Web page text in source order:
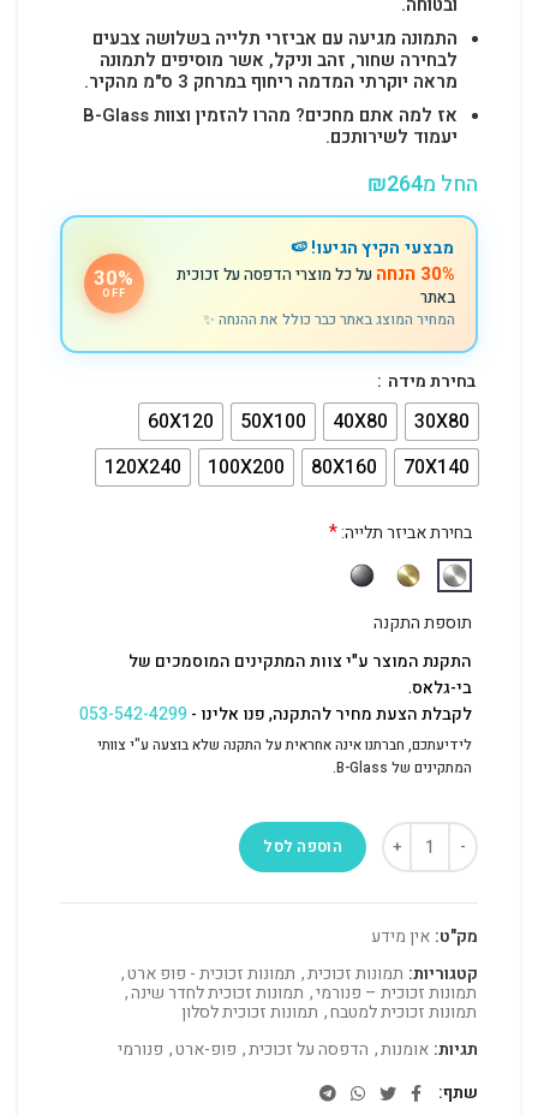
התמונה מגיעה עם אביזרי תלייה בשלושה צבעים
לבחירה שחור, זהב וניקל, אשר מוסיפים לתמונה
מראה יוקרתי המדמה ריחוף במרחק 3 ס"מ מהקיר.
אז למה אתם מחכים? מהרו להזמין וצוות B-Glass
יעמוד לשירותכם.
החל מ ₪264
מבצעי הקיץ הגיעו! 🍉
30% הנחה
על כל מוצרי הדפסה על זכוכית
באתר
המחיר המוצג באתר כבר כולל את ההנחה ✨
30%
OFF
בחירת מידה
30X80
40X80
50X100
60X120
70X140
80X160
100X200
120X240
בחירת אביזר תלייה:*
תוספת התקנה
התקנת המוצר ע"י צוות המתקינים המוסמכים של
בי-גלאס.
לקבלת הצעת מחיר להתקנה, פנו אלינו -053-542-4299
לידיעתכם, חברתנו אינה אחראית על התקנה שלא בוצעה ע"י צוותי
המתקינים של B-Glass.
הוספה לסל
מק"ט: אין מידע
קטגוריות: תמונות זכוכית, תמונות זכוכית - פופ ארט,
תמונות זכוכית – פנורמי, תמונות זכוכית לחדר שינה,
תמונות זכוכית למטבח, תמונות זכוכית לסלון
תגיות: אומנות, הדפסה על זכוכית, פופ-ארט, פנורמי
שתף